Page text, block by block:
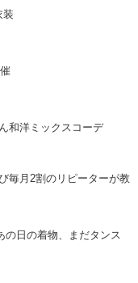
装
和洋ミックスコーデ
毎月2割のリピーターが教
の日の着物、まだタンス